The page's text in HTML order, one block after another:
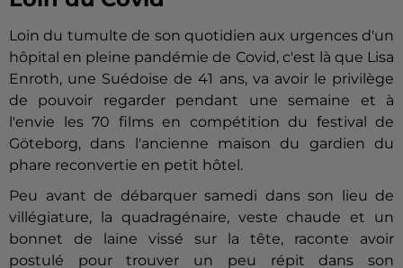
Loin du tumulte de son quotidien aux urgences d'un
hôpital en pleine pandémie de Covid, c'est là que Lisa
Enroth, une Suédoise de 41 ans, va avoir le privilège
de pouvoir regarder pendant une semaine et à
l'envie les 70 films en compétition du festival de
Göteborg, dans l'ancienne maison du gardien du
phare reconvertie en petit hôtel.
Peu avant de débarquer samedi dans son lieu de
villégiature, la quadragénaire, veste chaude et un
bonnet de laine vissé sur la tête, raconte avoir
postulé pour trouver un peu répit dans son